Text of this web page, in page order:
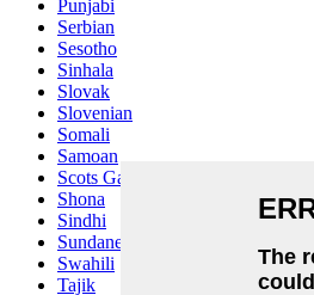
Punjabi
Serbian
Sesotho
Sinhala
Slovak
Slovenian
Somali
Samoan
Scots Gaelic
Shona
Sindhi
Sundanese
Swahili
Tajik